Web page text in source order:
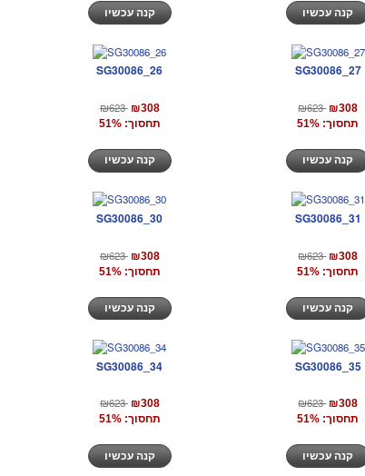
קנה עכשיו
SG30086_26
₪623 ₪308
תחסוך: 51%
קנה עכשיו
SG30086_27
₪623 ₪308
תחסוך: 51%
SG30086_30
₪623 ₪308
תחסוך: 51%
קנה עכשיו
SG30086_31
₪623 ₪308
תחסוך: 51%
SG30086_34
₪623 ₪308
תחסוך: 51%
קנה עכשיו
SG30086_35
₪623 ₪308
תחסוך: 51%